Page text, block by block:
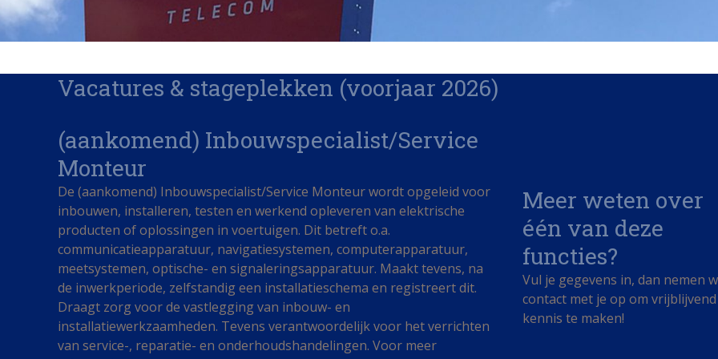
Vacatures & stageplekken (voorjaar 2026)
(aankomend) Inbouwspecialist/Service
Monteur
De (aankomend) Inbouwspecialist/Service Monteur wordt opgeleid voor
inbouwen, installeren, testen en werkend opleveren van elektrische
producten of oplossingen in voertuigen. Dit betreft o.a.
communicatieapparatuur, navigatiesystemen, computerapparatuur,
meetsystemen, optische- en signaleringsapparatuur. Maakt tevens, na
de inwerkperiode, zelfstandig een installatieschema en registreert dit.
Draagt zorg voor de vastlegging van inbouw- en
installatiewerkzaamheden. Tevens verantwoordelijk voor het verrichten
van service-, reparatie- en onderhoudshandelingen. Voor meer
Meer weten over
één van deze
functies?
Vul je gegevens in, dan nemen
contact met je op om vrijblijvend
kennis te maken!